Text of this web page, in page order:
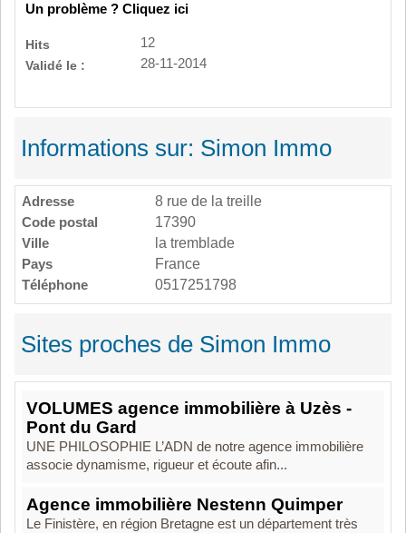
Un problème ? Cliquez ici
Hits
12
Validé le :
28-11-2014
Informations sur: Simon Immo
Adresse
8 rue de la treille
Code postal
17390
Ville
la tremblade
Pays
France
Téléphone
0517251798
Sites proches de Simon Immo
VOLUMES agence immobilière à Uzès -
Pont du Gard
UNE PHILOSOPHIE L’ADN de notre agence immobilière
associe dynamisme, rigueur et écoute afin...
Agence immobilière Nestenn Quimper
Le Finistère, en région Bretagne est un département très